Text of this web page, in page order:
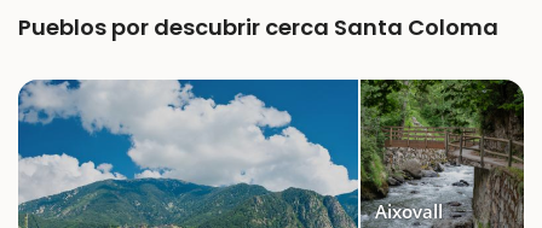
Pueblos por descubrir cerca Santa Coloma
Aixovall